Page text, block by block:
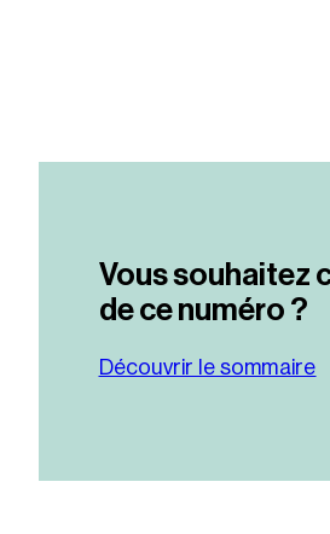
Vous souhaitez
de ce numéro ?
Découvrir le sommaire